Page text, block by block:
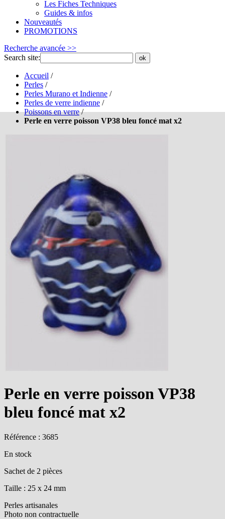
Les Fiches Techniques
Guides & infos
Nouveautés
PROMOTIONS
Recherche avancée >>
Search site:
ok
Accueil /
Perles /
Perles Murano et Indienne /
Perles de verre indienne /
Poissons en verre /
Perle en verre poisson VP38 bleu foncé mat x2
Perle en verre poisson VP38
bleu foncé mat x2
Référence : 3685
En stock
Sachet de 2 pièces
Taille : 25 x 24 mm
Perles artisanales
Photo non contractuelle